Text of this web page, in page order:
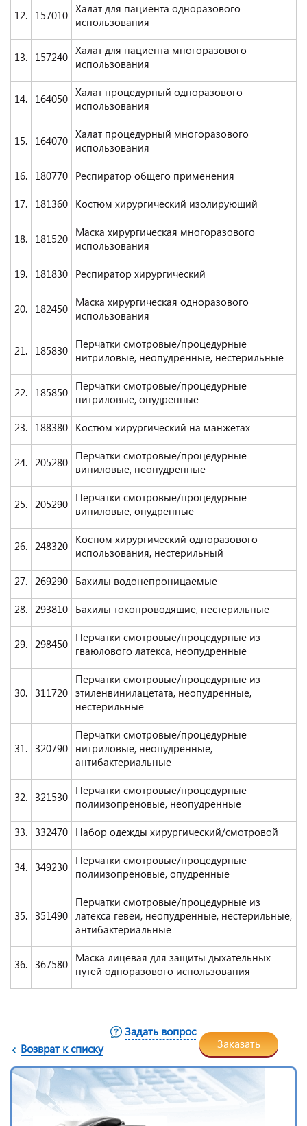
12. 157010 Халат для пациента одноразового
использования
13. 157240 Халат для пациента многоразового
использования
14. 164050 Халат процедурный одноразового
использования
15. 164070 Халат процедурный многоразового
использования
16. 180770 Респиратор общего применения
17. 181360 Костюм хирургический изолирующий
18. 181520 Маска хирургическая многоразового
использования
19. 181830 Респиратор хирургический
20. 182450 Маска хирургическая одноразового
использования
21. 185830 Перчатки смотровые/процедурные
нитриловые, неопудренные, нестерильные
22. 185850 Перчатки смотровые/процедурные
нитриловые, опудренные
23. 188380 Костюм хирургический на манжетах
24. 205280 Перчатки смотровые/процедурные
виниловые, неопудренные
25. 205290 Перчатки смотровые/процедурные
виниловые, опудренные
26. 248320 Костюм хирургический одноразового
использования, нестерильный
27. 269290 Бахилы водонепроницаемые
28. 293810 Бахилы токопроводящие, нестерильные
29. 298450 Перчатки смотровые/процедурные из
гваюлового латекса, неопудренные
30. 311720
Перчатки смотровые/процедурные из
этиленвинилацетата, неопудренные,
нестерильные
31. 320790
Перчатки смотровые/процедурные
нитриловые, неопудренные,
антибактериальные
32. 321530 Перчатки смотровые/процедурные
полиизопреновые, неопудренные
33. 332470 Набор одежды хирургический/смотровой
34. 349230 Перчатки смотровые/процедурные
полиизопреновые, опудренные
35. 351490
Перчатки смотровые/процедурные из
латекса гевеи, неопудренные, нестерильные,
антибактериальные
36. 367580 Маска лицевая для защиты дыхательных
путей одноразового использования
Возврат к списку
Задать вопрос
Заказать